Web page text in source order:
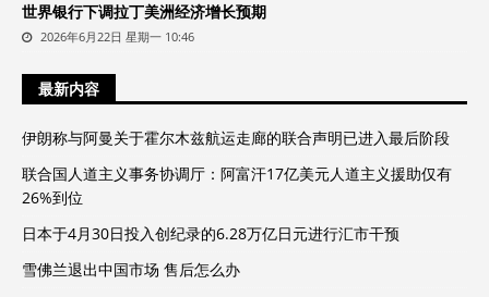
世界银行下调拉丁美洲经济增长预期
2026年6月22日 星期一 10:46
最新内容
伊朗称与阿曼关于霍尔木兹航运走廊的联合声明已进入最后阶段
联合国人道主义事务协调厅：阿富汗17亿美元人道主义援助仅有
26%到位
日本于4月30日投入创纪录的6.28万亿日元进行汇市干预
雪佛兰退出中国市场 售后怎么办